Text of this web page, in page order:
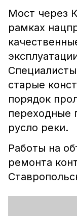
Мост через
рамках
старые
порядок
переходные
русло реки.
Работы на
ремонта